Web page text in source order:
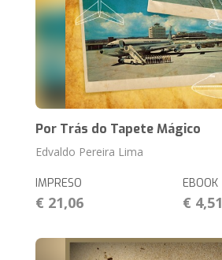
Por Trás do Tapete Mágico
Edvaldo Pereira Lima
IMPRESO
€ 21,06
EBOOK
€ 4,51